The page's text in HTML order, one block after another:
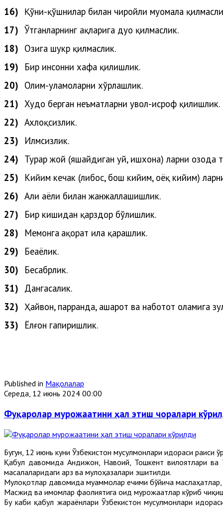
16) Қўни-қўшнилар билан чиройли муомала
17) Ўтганларнинг ҳақларига дуо қилмаслик.
18) Озига шукр қилмаслик.
19)
Бир инсонни хафа қилишлик.
20) Олим-уламоларни хўрлашлик.
21) Худо берган неъматларни увол-исроф қилишлик.
22) Ахлоқсизлик.
23)
Илмсизлик.
24) Турар жой (яшайдиган уй, ишхона) ларни озода
25)
Кийим кечак (либос, бош кийим, оёқ кийим)
26) Аҳли аёли билан жанжаллашишлик.
27)
Бир кишидан қарздор бўлишлик.
28)
Меҳмонга ҳақорат ила қарашлик.
29)
Беҳаёлик.
30)
Бесабрлик.
31) Дангасалик.
32) Ҳайвон, парранда, ҳашарот ва наботот оламига
33)
Ёлғон гапиришлик.
Published in Мақолалар
Середа, 12 июнь 2024 00:00
Фуқаролар мурожаатини ҳал этиш чоралари
Бугун, 12 июнь куни Ўзбекистон мусулмонлари идораси
Қабул давомида Андижон, Навоий, Тошкент вилоятлари
масалаларидаги арз ва мулоҳазалари эшитилди.
Мулоқотлар давомида муаммолар ечими бўйича
Масжид ва имомлар фаолиятига оид мурожаатлар кўриб
Бу каби қабул жараёнлари Ўзбекистон мусулмонлари